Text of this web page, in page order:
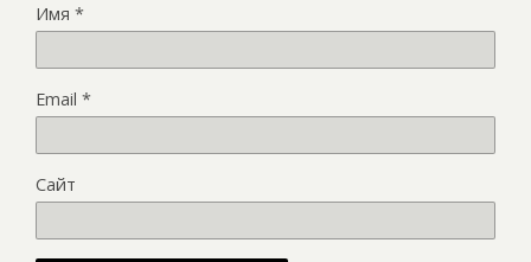
Имя *
Email *
Сайт